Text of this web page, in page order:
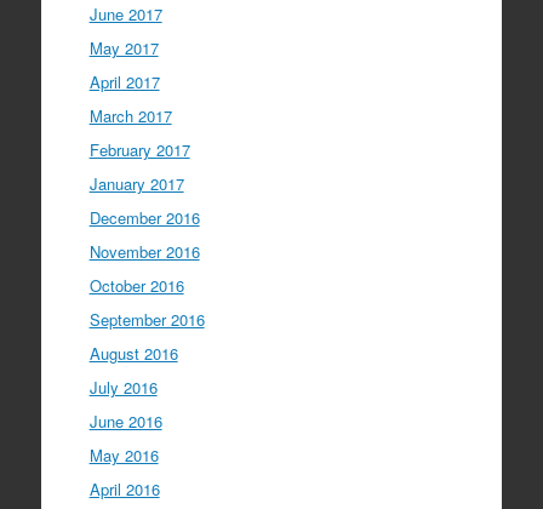
June 2017
May 2017
April 2017
March 2017
February 2017
January 2017
December 2016
November 2016
October 2016
September 2016
August 2016
July 2016
June 2016
May 2016
April 2016